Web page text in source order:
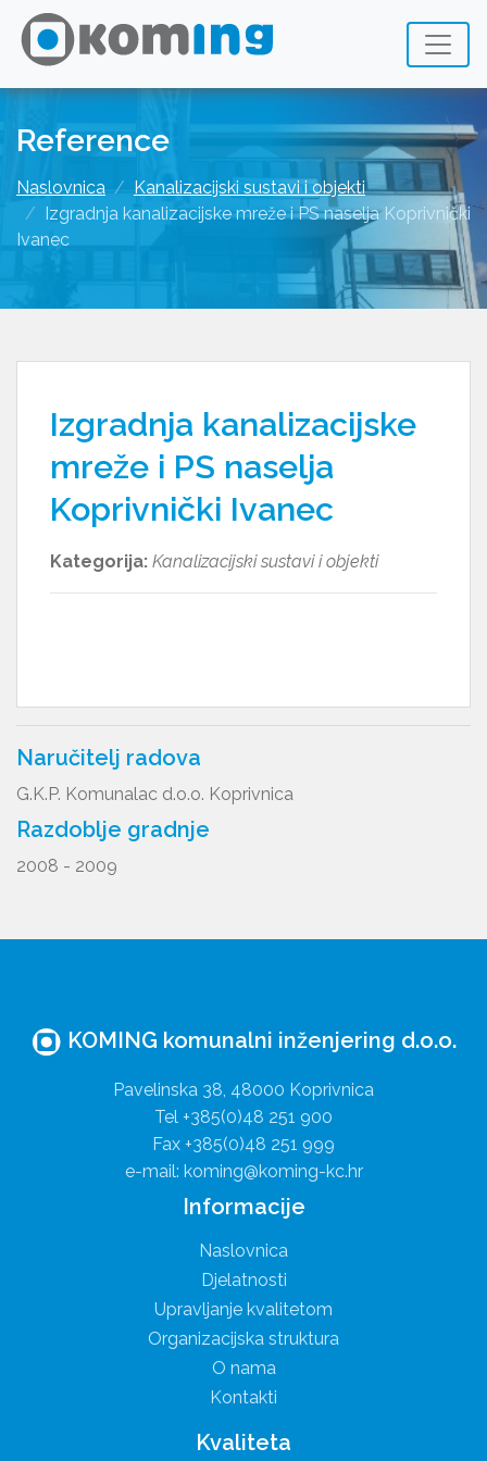
Reference
Naslovnica
Kanalizacijski sustavi i objekti
Izgradnja kanalizacijske mreže i PS naselja Koprivnički
Ivanec
Izgradnja kanalizacijske
mreže i PS naselja
Koprivnički Ivanec
Kategorija: Kanalizacijski sustavi i objekti
Naručitelj radova
G.K.P. Komunalac d.o.o. Koprivnica
Razdoblje gradnje
2008 - 2009
KOMING komunalni inženjering d.o.o.
Pavelinska 38, 48000 Koprivnica
Tel +385(0)48 251 900
Fax +385(0)48 251 999
e-mail: koming@koming-kc.hr
Informacije
Naslovnica
Djelatnosti
Upravljanje kvalitetom
Organizacijska struktura
O nama
Kontakti
Kvaliteta